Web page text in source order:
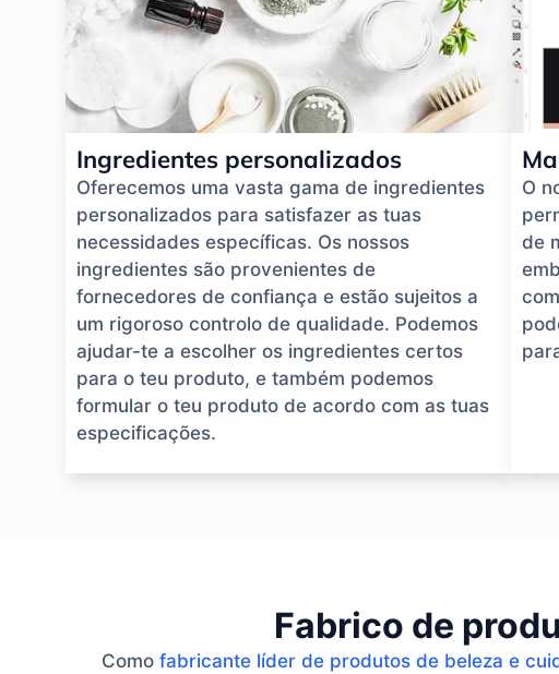
Ingredientes personalizados
Oferecemos uma vasta gama de ingredientes
personalizados para satisfazer as tuas
necessidades específicas. Os nossos
ingredientes são provenientes de
fornecedores de confiança e estão sujeitos a
um rigoroso controlo de qualidade. Podemos
ajudar-te a escolher os ingredientes certos
para o teu produto, e também podemos
formular o teu produto de acordo com as tuas
especificações.
O
de
Fabrico de
Como fabricante líder de produtos de beleza e